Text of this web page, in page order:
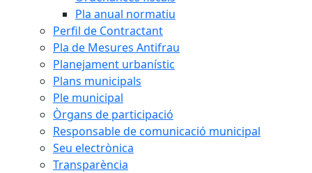
Pla anual normatiu
Perfil de Contractant
Pla de Mesures Antifrau
Planejament urbanístic
Plans municipals
Ple municipal
Òrgans de participació
Responsable de comunicació municipal
Seu electrònica
Transparència